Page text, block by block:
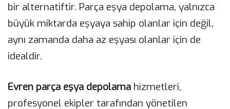
bir alternatiftir. Parça eşya depolama, yalnızca
büyük miktarda eşyaya sahip olanlar için değil,
aynı zamanda daha az eşyası olanlar için de
idealdir.
Evren parça eşya depolama hizmetleri,
profesyonel ekipler tarafından yönetilen